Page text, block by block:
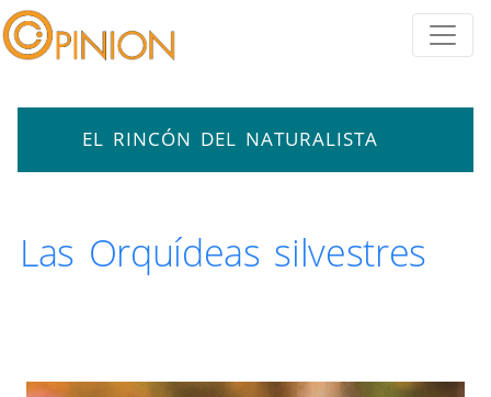
EL RINCÓN DEL NATURALISTA
Las Orquídeas silvestres